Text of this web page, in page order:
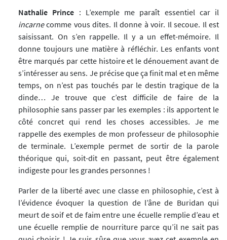
Nathalie Prince : L’exemple me paraît essentiel car il
incarnecomme vous dites. Il donne à voir. Il secoue. Il est
saisissant. On s’en rappelle. Il y a un effet-mémoire. Il
donne toujours une matière à réfléchir. Les enfants vont
être marqués par cette histoire et le dénouement avant de
s’intéresser au sens. Je précise que ça finit mal et en même
temps, on n’est pas touchés par le destin tragique de la
dinde… Je trouve que c’est difficile de faire de la
philosophie sans passer par les exemples : ils apportent le
côté concret qui rend les choses accessibles. Je me
rappelle des exemples de mon professeur de philosophie
de terminale. L’exemple permet de sortir de la parole
théorique qui, soit-dit en passant, peut être également
indigeste pour les grandes personnes !
Parler de la liberté avec une classe en philosophie, c’est à
l’évidence évoquer la question de l’âne de Buridan qui
meurt de soif et de faim entre une écuelle remplie d’eau et
une écuelle remplie de nourriture parce qu’il ne sait pas